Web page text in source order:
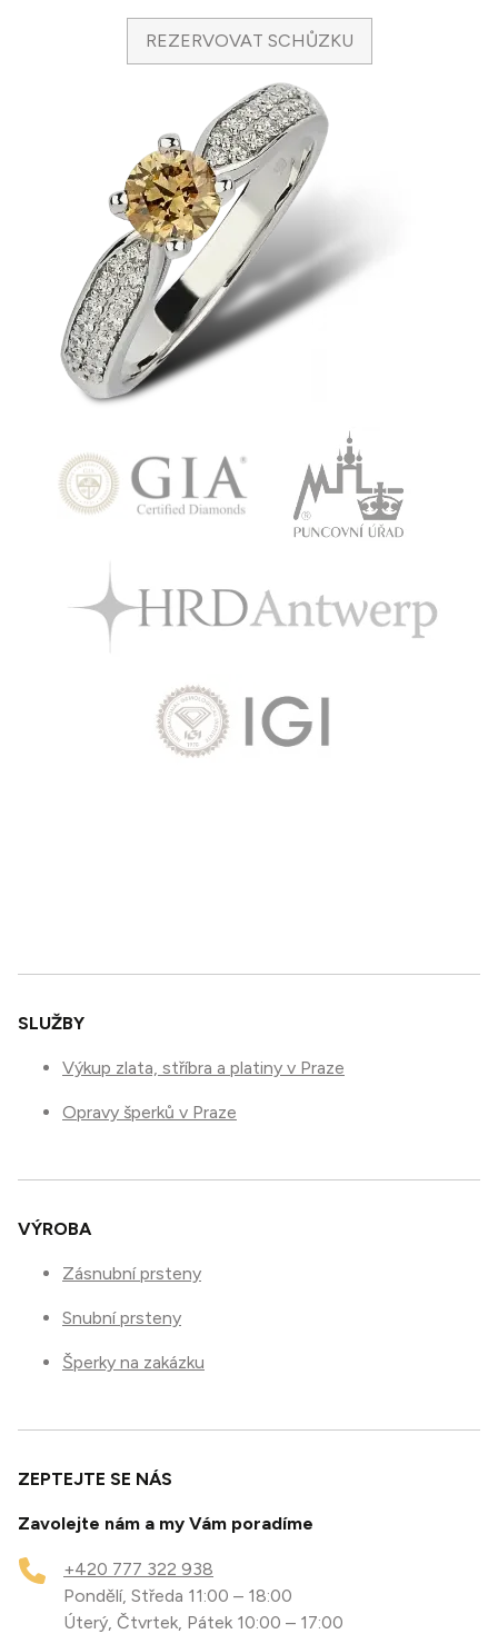
REZERVOVAT SCHŮZKU
SLUŽBY
Výkup zlata, stříbra a platiny v Praze
Opravy šperků v Praze
VÝROBA
Zásnubní prsteny
Snubní prsteny
Šperky na zakázku
ZEPTEJTE SE NÁS
Zavolejte nám a my Vám poradíme
+420 777 322 938
Pondělí, Středa 11:00 – 18:00
Úterý, Čtvrtek, Pátek 10:00 – 17:00